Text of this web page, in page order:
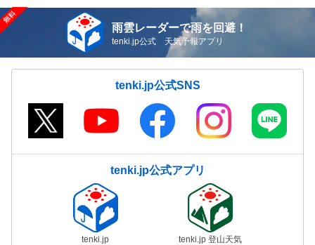
雨雲レーダーで雨を回避！
tenki.jp公式 天気予報アプリ
tenki.jp公式SNS
tenki.jp公式アプリ
tenki.jp tenki.jp 登山天気